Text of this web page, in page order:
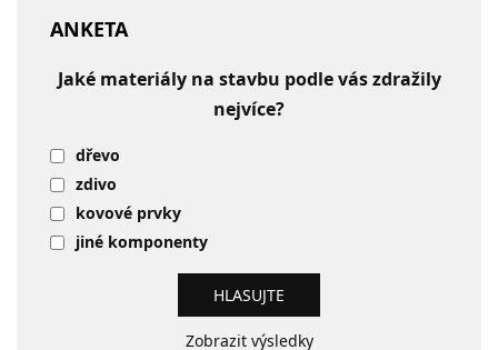
ANKETA
Jaké materiály na stavbu podle vás zdražily
nejvíce?
dřevo
zdivo
kovové prvky
jiné komponenty
Zobrazit výsledky